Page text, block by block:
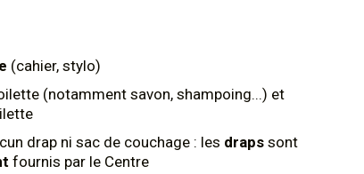
(cahier, stylo)
(notamment savon, shampoing...) et
drap ni sac de couchage : les draps sont
fournis par le Centre